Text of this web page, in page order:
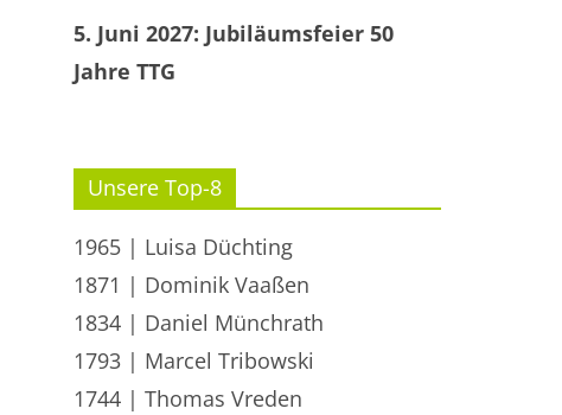
5. Juni 2027: Jubiläumsfeier 50
Jahre TTG
Unsere Top-8
1965 | Luisa Düchting
1871 | Dominik Vaaßen
1834 | Daniel Münchrath
1793 | Marcel Tribowski
1744 | Thomas Vreden